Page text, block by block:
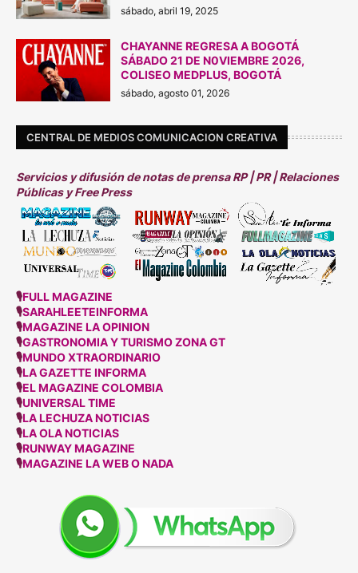
sábado, abril 19, 2025
CHAYANNE REGRESA A BOGOTÁ
SÁBADO 21 DE N0VIEMBRE 2026,
COLISEO MEDPLUS, BOGOTÁ
sábado, agosto 01, 2026
CENTRAL DE MEDIOS COMUNICACION CREATIVA
Servicios y difusión de notas de prensa RP | PR | Relaciones
Públicas y Free Press
🎙FULL MAGAZINE
🎙SARAHLEETEINFORMA
🎙MAGAZINE LA OPINION
🎙GASTRONOMIA Y TURISMO ZONA GT
🎙MUNDO XTRAORDINARIO
🎙LA GAZETTE INFORMA
🎙EL MAGAZINE COLOMBIA
🎙UNIVERSAL TIME
🎙LA LECHUZA NOTICIAS
🎙LA OLA NOTICIAS
🎙RUNWAY MAGAZINE
🎙MAGAZINE LA WEB O NADA